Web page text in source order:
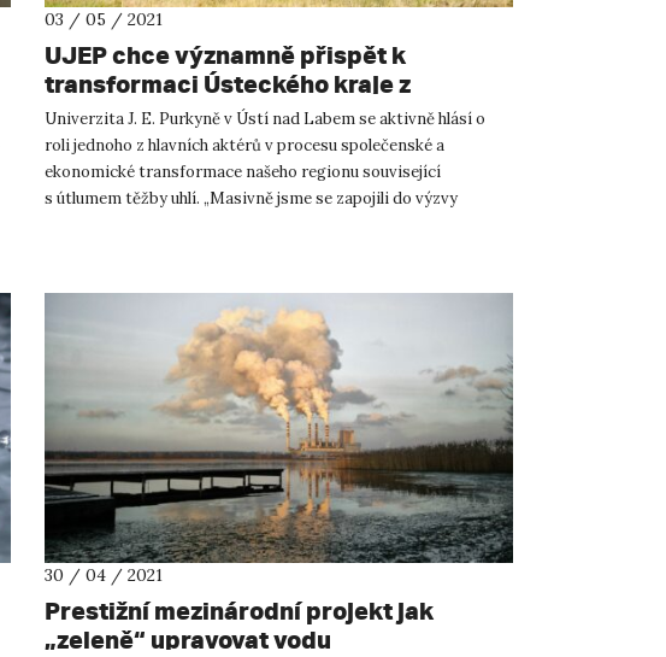
03 / 05 / 2021
UJEP chce významně přispět k
transformaci Ústeckého kraje z
uhelného na kreativní
Univerzita J. E. Purkyně v Ústí nad Labem se aktivně hlásí o
roli jednoho z hlavních aktérů v procesu společenské a
ekonomické transformace našeho regionu související
s útlumem těžby uhlí. „Masivně jsme se zapojili do výzvy
30 / 04 / 2021
Prestižní mezinárodní projekt jak
„zeleně“ upravovat vodu